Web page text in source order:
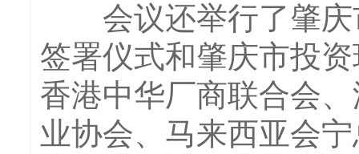
会议还举行了肇庆
签署仪式和肇庆市投
香港中华厂商联合会
业协会、马来西亚会